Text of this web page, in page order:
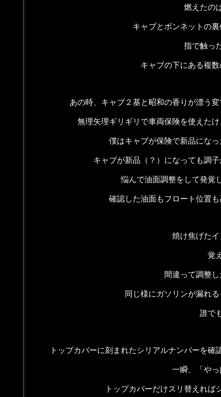
燃えたの
キャブとボンネットの
指で触っ
キャブの下にある複
あの時、キャブ２基と昭和の香りが漂う
無理矢理ギリギリで車両保険を使えた
僕はキャブが保険で新品にな
キャブが新品（？）になっても調
悩んで油面調整をして発覚
確認した油面もフロート位置
焼け焦げた
覚
間違って調整
同じ様にガソリンが漏れ
誰で
トップカバーに刻まれたシリアルナンバーを
一瞬、「や
トップカバーだけスリ替えれ